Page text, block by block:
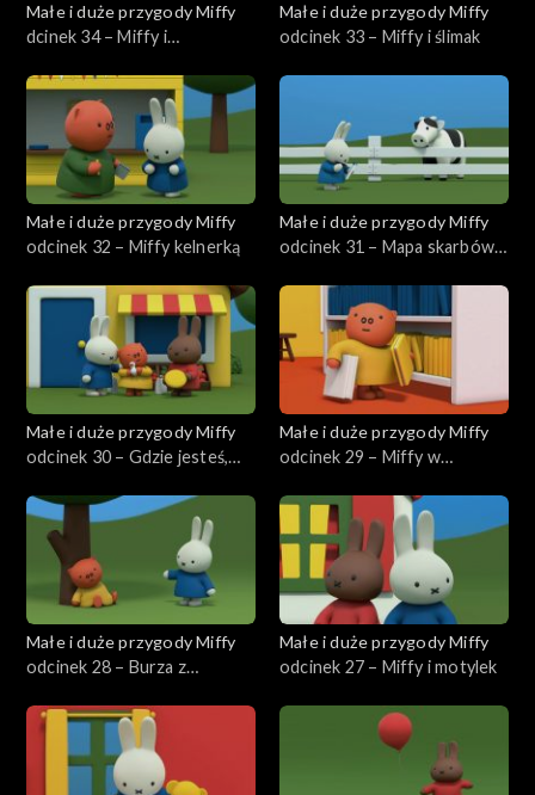
Małe i duże przygody Miffy
dcinek 34 – Miffy i
Małe i duże przygody Miffy
odcinek 33 – Miffy i ślimak
Małe i duże przygody Miffy
odcinek 32 – Miffy kelnerką
Małe i duże przygody Miffy
odcinek 31 – Mapa skarbów
Małe i duże przygody Miffy
odcinek 30 – Gdzie jesteś,
Małe i duże przygody Miffy
odcinek 29 – Miffy w
Małe i duże przygody Miffy
odcinek 28 – Burza z
Małe i duże przygody Miffy
odcinek 27 – Miffy i motylek